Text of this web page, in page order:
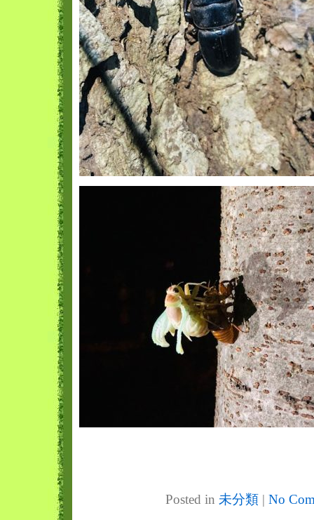
Posted in 未分類 | No